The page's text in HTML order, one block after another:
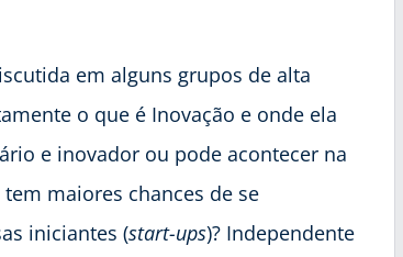
em alguns grupos de alta
o que é Inovação e onde ela
e inovador ou pode acontecer na
maiores chances de se
iniciantes (start-ups)? Independente